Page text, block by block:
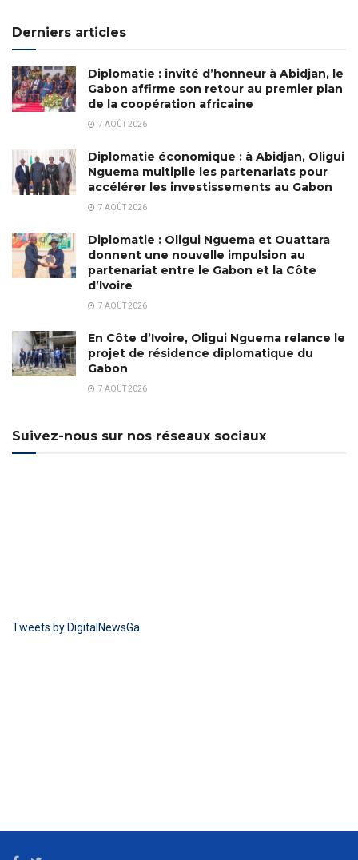
Derniers articles
Diplomatie : invité d’honneur à Abidjan, le
Gabon affirme son retour au premier plan
de la coopération africaine
7 AOÛT 2026
Diplomatie économique : à Abidjan, Oligui
Nguema multiplie les partenariats pour
accélérer les investissements au Gabon
7 AOÛT 2026
Diplomatie : Oligui Nguema et Ouattara
donnent une nouvelle impulsion au
partenariat entre le Gabon et la Côte
d’Ivoire
7 AOÛT 2026
En Côte d’Ivoire, Oligui Nguema relance le
projet de résidence diplomatique du
Gabon
7 AOÛT 2026
Suivez-nous sur nos réseaux sociaux
Tweets by DigitalNewsGa